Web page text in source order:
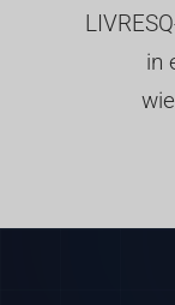
in